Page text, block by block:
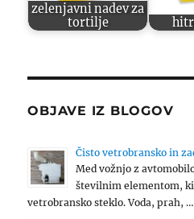
zelenjavni nadev za
tortilje
OBJAVE IZ BLOGOV
Čisto vetrobransko in
Med vožnjo z
številnim elementom, ki
vetrobransko steklo. Voda, prah, …